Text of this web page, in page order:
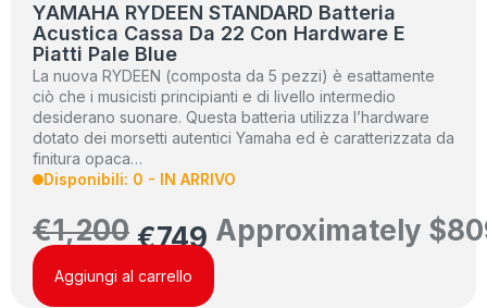
YAMAHA RYDEEN STANDARD Batteria
Acustica Cassa Da 22 Con Hardware E
Piatti Pale Blue
La nuova RYDEEN (composta da 5 pezzi) è esattamente
ciò che i musicisti principianti e di livello intermedio
desiderano suonare. Questa batteria utilizza l’hardware
dotato dei morsetti autentici Yamaha ed è caratterizzata da
finitura opaca…
Disponibili: 0 - IN ARRIVO
€1,200 €749 Approximately $
Aggiungi al carrello